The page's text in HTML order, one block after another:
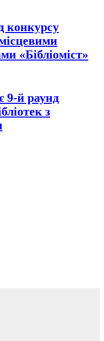
конкурсу
«Бібліоміст»
9-й раунд
з